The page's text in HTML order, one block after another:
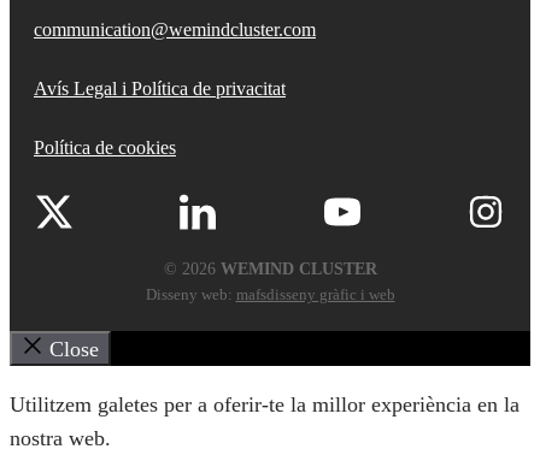
communication@wemindcluster.com
Avís Legal i Política de privacitat
Política de cookies
© 2026 WEMIND CLUSTER
Disseny web: mafsdisseny gràfic i web
Close
Utilitzem galetes per a oferir-te la millor experiència en la
nostra web.